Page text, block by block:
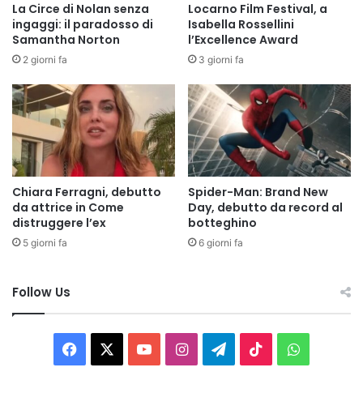
La Circe di Nolan senza
ingaggi: il paradosso di
Samantha Norton
2 giorni fa
Locarno Film Festival, a
Isabella Rossellini
l’Excellence Award
3 giorni fa
Chiara Ferragni, debutto
da attrice in Come
distruggere l’ex
5 giorni fa
Spider-Man: Brand New
Day, debutto da record al
botteghino
6 giorni fa
Follow Us
Facebook You InstagramTelegram
TikTok